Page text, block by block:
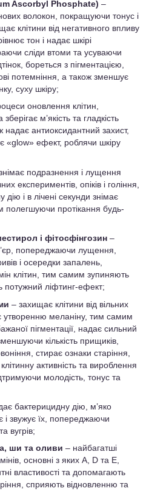
Ascorbyl Phosphate) –
волокон, покращуючи тонус і
клітини від негативного впливу
тон і надає шкірі
сліди втоми та усуваючи
бореться з пігментацією,
потемніння, а також зменшує
суху шкіру;
оновлення клітин,
м’якість та гладкість
надає антиоксидантний захист,
«glow» ефект, роблячи шкіру
подразнення і лущення
експериментів, опіків і гоління,
і в лічені секунди знімає
полегшуючи протікання будь-
і фітосфінгозин –
попереджаючи лущення,
і осередки запалень,
клітин, тим самим зупиняють
потужний ліфтинг-ефект;
– захищає клітини від вільних
утворенню меланіну, тим самим
пігментації, надає сильний
кількість прищиків,
стирає ознаки старіння,
активність та вироблення
молодість, тонус та
бактерицидну дію, м’яко
звужує їх, попереджаючи
вугрів;
ши та оливи – найбагатші
основні з яких A, D та Е,
властивості та допомагають
сприяють відновленню та